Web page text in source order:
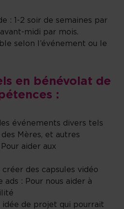
: 1-2 soir de semaines par
midi par mois.
selon l’événement ou le
en bénévolat de
:​
événements divers tels
Mères, et autres
aider aux
créer des capsules vidéo
ads : Pour nous aider à
idée de projet qui pourrait